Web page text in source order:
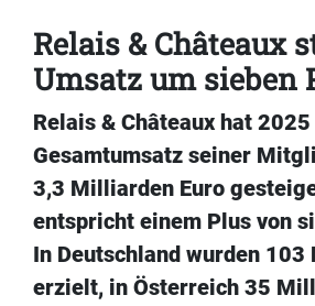
Relais & Châteaux
Umsatz um sieben
Relais & Châteaux hat 2025
Gesamtumsatz seiner
3,3 Milliarden Euro
entspricht einem Plus von
In Deutschland wurden
erzielt, in Österreich 35